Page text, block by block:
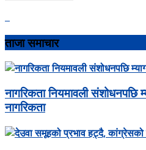
ताजा समाचार
नागरिकता नियमावली संशोधनपछि
नागरिकता